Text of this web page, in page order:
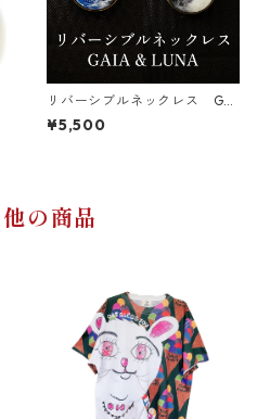
リバーシブルネックレス GAI
A & LUNA
¥5,500
の商品